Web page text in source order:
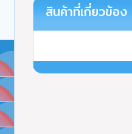
สินค้าที่เกี่ยวข้อง